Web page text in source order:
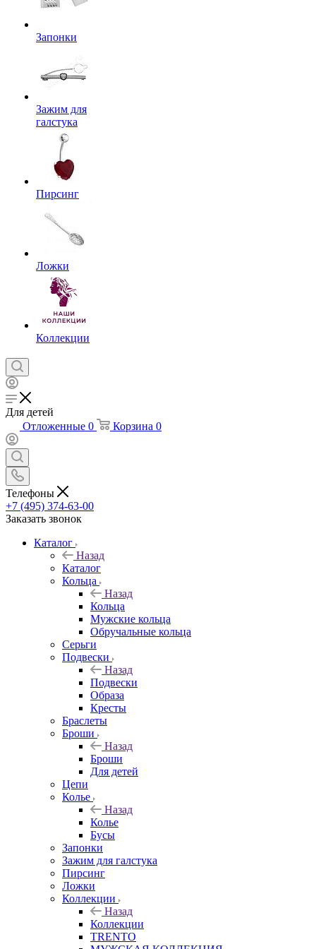
Запонки
Зажим для
галстука
Пирсинг
Ложки
Коллекции
Для детей
Отложенные 0 Корзина 0
Телефоны
+7 (495) 374-63-00
Заказать звонок
Каталог
Назад
Каталог
Кольца
Назад
Кольца
Мужские кольца
Обручальные кольца
Серьги
Подвески
Назад
Подвески
Образа
Кресты
Браслеты
Броши
Назад
Броши
Для детей
Цепи
Колье
Назад
Колье
Бусы
Запонки
Зажим для галстука
Пирсинг
Ложки
Коллекции
Назад
Коллекции
TRENTO